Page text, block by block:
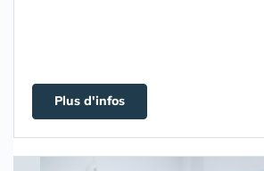
Plus d'infos